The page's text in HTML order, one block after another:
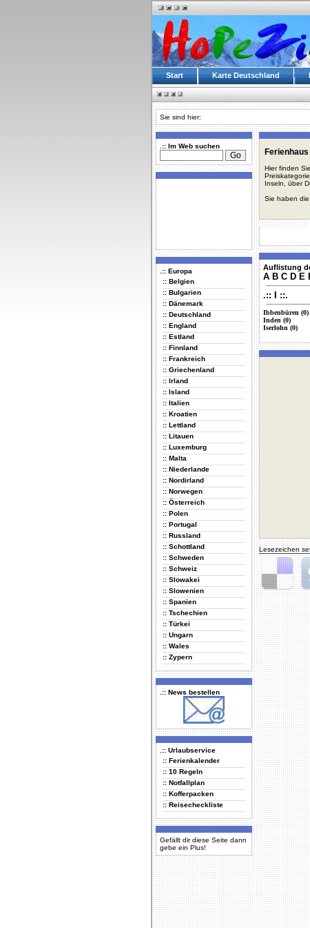
Start Karte Deutschland
Sie sind hier:
.:: Im Web suchen
.:: Europa
:: Belgien
:: Bulgarien
:: Dänemark
:: Deutschland
:: England
:: Estland
:: Finnland
:: Frankreich
:: Griechenland
:: Irland
:: Island
:: Italien
:: Kroatien
:: Lettland
:: Litauen
:: Luxemburg
:: Malta
:: Niederlande
:: Nordirland
:: Norwegen
:: Österreich
:: Polen
:: Portugal
:: Russland
:: Schottland
:: Schweden
:: Schweiz
:: Slowakei
:: Slowenien
:: Spanien
:: Tschechien
:: Türkei
:: Ungarn
:: Wales
:: Zypern
.:: News bestellen
.:: Urlaubservice
:: Ferienkalender
:: 10 Regeln
:: Notfallplan
:: Kofferpacken
:: Reisecheckliste
Gefällt dir diese Seite dann
gebe ein Plus!
Hier finden
Inseln, über
Sie haben
Auflistung
A B C D E
.:: I ::.
Ibbenbüren (0)
Inden (0)
Iserlohn (0)
Lesezeichen
Delicious